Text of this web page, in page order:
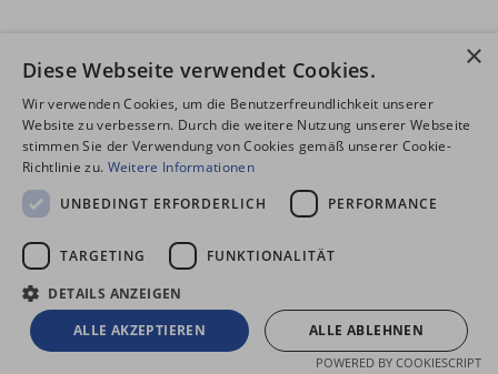
×
Diese Webseite verwendet Cookies.
Wir verwenden Cookies, um die Benutzerfreundlichkeit unserer
Website zu verbessern. Durch die weitere Nutzung unserer Webseite
stimmen Sie der Verwendung von Cookies gemäß unserer Cookie-
Richtlinie zu. Weitere Informationen
UNBEDINGT ERFORDERLICH
PERFORMANCE
TARGETING FUNKTIONALITÄT
DETAILS ANZEIGEN
ALLE AKZEPTIEREN
ALLE ABLEHNEN
POWERED BY COOKIESCRIPT